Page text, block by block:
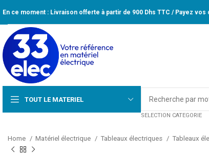
En ce moment : Livraison offerte à partir de 900 Dhs TTC / Payez vos
TOUT LE MATERIEL
SELECTION CATEGORIE
Home Matériel électrique Tableaux électriques Tableaux